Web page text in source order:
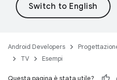
Android Developers
TV
Esempi
Questa pagina è stata utile?